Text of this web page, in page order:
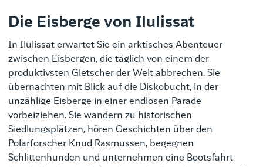
Die Eisberge von Ilulissat
In Ilulissat erwartet Sie ein arktisches Abenteuer
zwischen Eisbergen, die täglich von einem der
produktivsten Gletscher der Welt abbrechen. Sie
übernachten mit Blick auf die Diskobucht, in der
unzählige Eisberge in einer endlosen Parade
vorbeiziehen. Sie wandern zu historischen
Siedlungsplätzen, hören Geschichten über den
Polarforscher Knud Rasmussen, begegnen
Schlittenhunden und unternehmen eine Bootsfahrt